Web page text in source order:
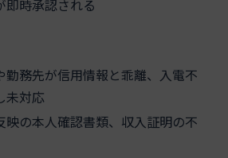
即時承認される
勤務先が信用情報と乖離、入電不
未対応
映の本人確認書類、収入証明の不